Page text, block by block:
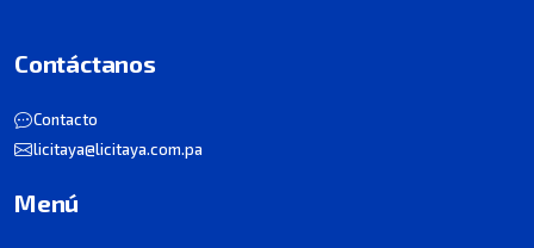
Contáctanos
Contacto
licitaya@licitaya.com.pa
Menú